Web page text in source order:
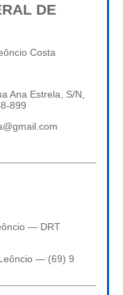
DE
Costa
Ana Estrela, S/N,
899
— DRT
— (69) 9